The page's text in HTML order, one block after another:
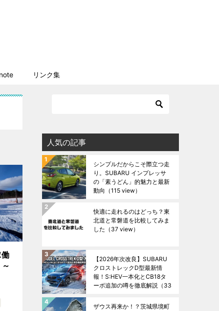
リンク集
人気の記事
シンプルだからこそ際立つ走
り。SUBARU インプレッサ
の「素うどん」的魅力と最新
動向 （115 view）
快適に走れるのはどっち？東
北道と常磐道を比較してみま
した （37 view）
【2026年次改良】SUBARU
クロストレックD型最新情
報！S:HEV一本化とCB18タ
ーボ追加の噂を徹底解説 （33
ザウス再来か！？茨城県境町